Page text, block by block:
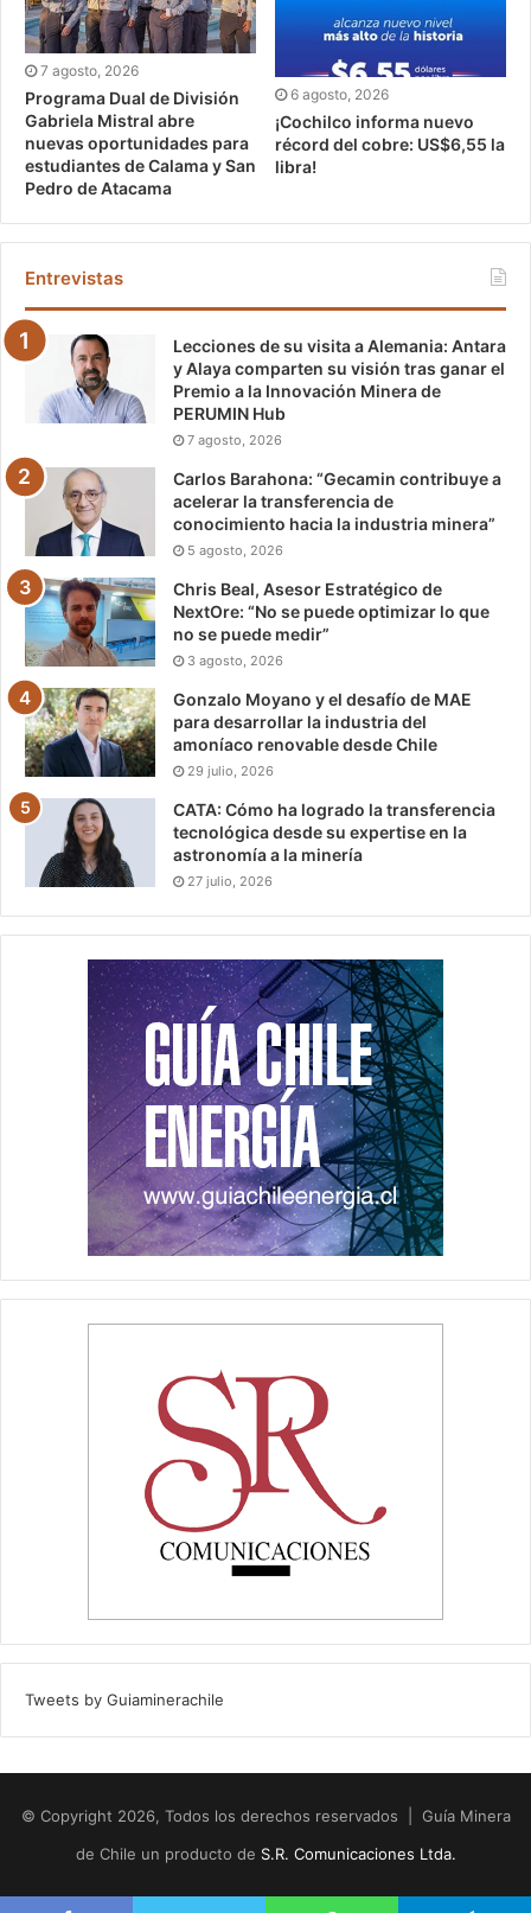
7 agosto, 2026
Programa Dual de División
Gabriela Mistral abre
nuevas oportunidades para
estudiantes de Calama y San
Pedro de Atacama
6 agosto, 2026
¡Cochilco informa nuevo
récord del cobre: US$6,55 la
libra!
Entrevistas
Lecciones de su visita a Alemania: Antara
y Alaya comparten su visión tras ganar el
Premio a la Innovación Minera de
PERUMIN Hub
7 agosto, 2026
Carlos Barahona: “Gecamin contribuye a
acelerar la transferencia de
conocimiento hacia la industria minera”
5 agosto, 2026
Chris Beal, Asesor Estratégico de
NextOre: “No se puede optimizar lo que
no se puede medir”
3 agosto, 2026
Gonzalo Moyano y el desafío de MAE
para desarrollar la industria del
amoníaco renovable desde Chile
29 julio, 2026
CATA: Cómo ha logrado la transferencia
tecnológica desde su expertise en la
astronomía a la minería
27 julio, 2026
Tweets by Guiaminerachile
© Copyright 2026, Todos los derechos reservados | Guía Minera
de Chile un producto de S.R. Comunicaciones Ltda.